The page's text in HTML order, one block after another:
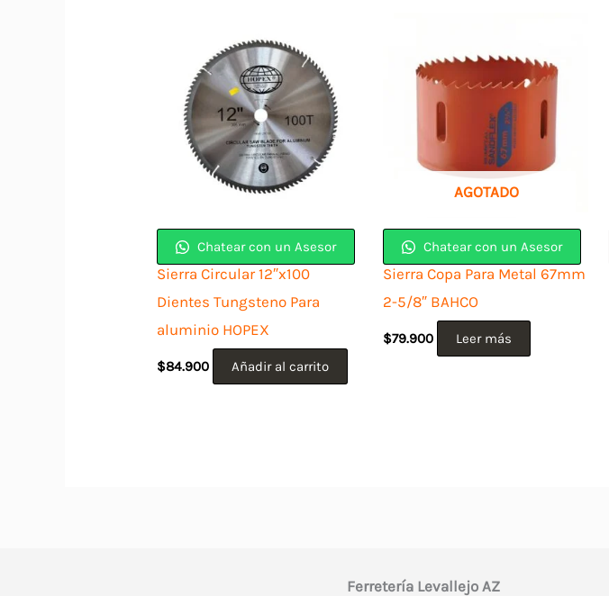
Chatear con un Asesor
Sierra Circular 12″x100
Dientes Tungsteno Para
aluminio HOPEX
$84.900 Añadir al carrito
AGOTADO
Chatear con un Asesor
Sierra Copa Para Metal 67mm
2-5/8″ BAHCO
$79.900 Leer más
Ferretería Levallejo AZ